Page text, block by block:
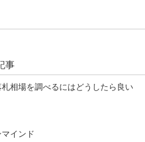
事
相場を調べるにはどうしたら良い
インド